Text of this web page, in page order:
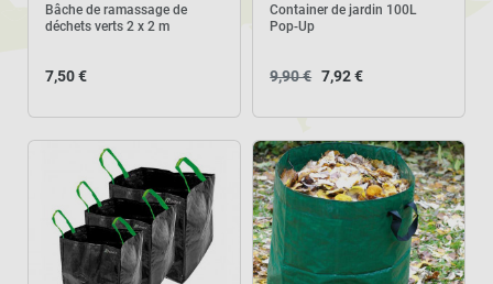
Bâche de ramassage de
déchets verts 2 x 2 m
7,50 €
Container de jardin 100L
Pop-Up
9,90 € 7,92 €